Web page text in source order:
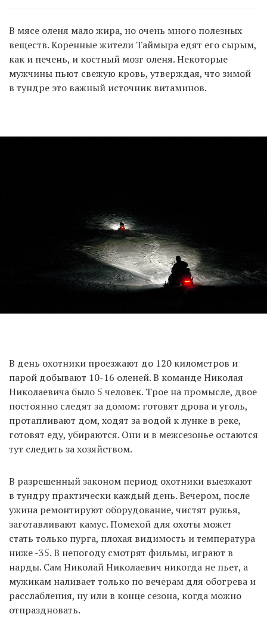
В мясе оленя мало жира, но очень много полезных
веществ. Коренные жители Таймыра едят его сырым,
как и печень, и костный мозг оленя. Некоторые
мужчины пьют свежую кровь, утверждая, что зимой
в тундре это важный источник витаминов.
В день охотники проезжают до 120 километров и
парой добывают 10-16 оленей. В команде Николая
Николаевича было 5 человек. Трое на промысле, двое
постоянно следят за домом: готовят дрова и уголь,
протапливают дом, ходят за водой к лунке в реке,
готовят еду, убираются. Они и в межсезонье остаются
тут следить за хозяйством.
В разрешенный законом период охотники выезжают
в тундру практически каждый день. Вечером, после
ужина ремонтируют оборудование, чистят ружья,
заготавливают камус. Помехой для охоты может
стать только пурга, плохая видимость и температура
ниже -35. В непогоду смотрят фильмы, играют в
нарды. Сам Николай Николаевич никогда не пьет, а
мужикам наливает только по вечерам для обогрева и
расслабления, ну или в конце сезона, когда можно
отпраздновать.